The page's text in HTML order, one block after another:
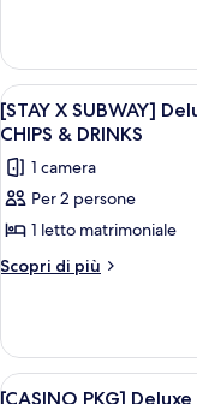
Double
Room,
City
View
+
CHIPS
&
X
SUBWAY]
Deluxe
Double
City
View
CHIPS
&
DRINKS
Apri
tutte
le
foto
per
[STAY
X
Double
Room,
10
[STAY X SUBWAY]
CHIPS & DRINKS
1 camera
Per 2 persone
1 letto matrimoniale
Scopri di più
Altri
X
SUBWAY]
Deluxe
Apri
6
[CASINO PKG]